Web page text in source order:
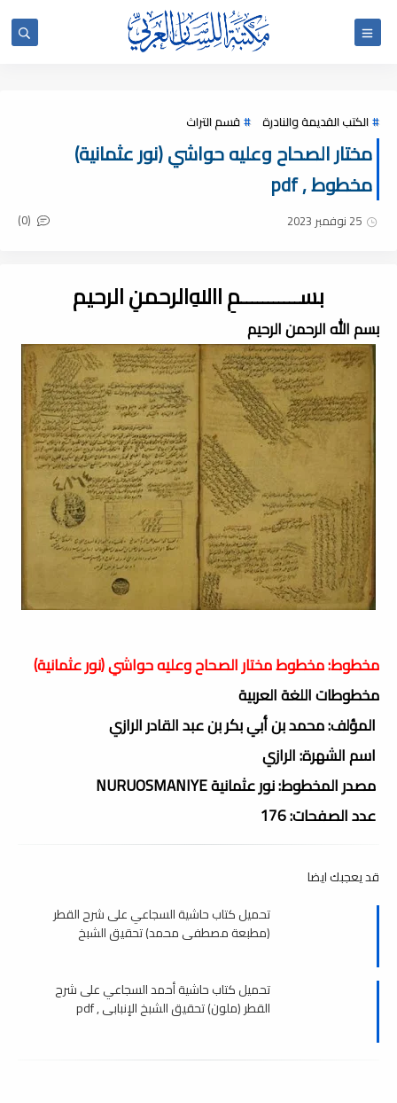
الكتب القديمة والنادرة قسم التراث
مختار الصحاح وعليه حواشي (نور عثمانية)
مخطوط , pdf
25 نوفمبر 2023 (0)
بســـــــــــمِ اﷲِالرحمنِ الرحيم
بسم الله الرحمن الرحيم
مخطوط: مخطوط مختار الصحاح وعليه حواشي (نور عثمانية)
مخطوطات اللغة العربية
المؤلف: محمد بن أبي بكر بن عبد القادر الرازي
اسم الشهرة: الرازي
مصدر المخطوط: نور عثمانية NURUOSMANIYE
عدد الصفحات: 176
قد يعجبك ايضا
تحميل كتاب حاشية السجاعي على شرح القطر
(مطبعة مصطفى محمد) تحقيق الشبخ
تحميل كتاب حاشية أحمد السجاعي على شرح
القطر (ملون) تحقيق الشبخ الإنبابى , pdf